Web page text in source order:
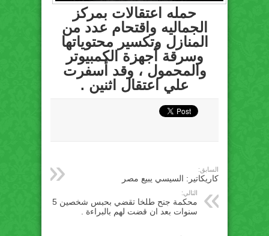
حمله اعتقالات بمركز
الجماليه واقتحام عدد من
المنازل وتكسير محتوياتها
وسرقة أجهزة الكمبيوتر
والمحمول ، وقد أسفرت
علي اعتقال اثنين .
السابق:
كاريكاتير: السيسي يبيع مصر
التالي:
محكمة جنح طلخا تقضي بحبس شخصين 5
سنوات بعد ان قضت لهم بالبراءة .